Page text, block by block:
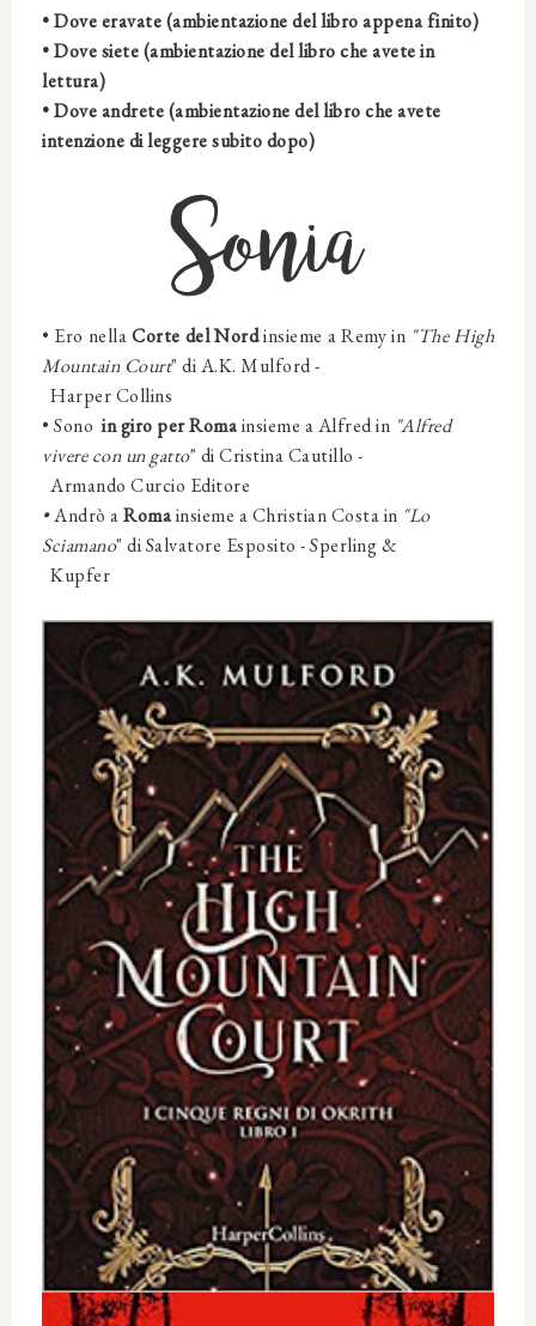
• Dove eravate (ambientazione del libro appena finito)
• Dove siete (ambientazione del libro che avete in
lettura)
• Dove andrete (ambientazione del libro che avete
intenzione di leggere subito dopo)
Sonia
• Ero nellaCorte del Nordinsieme aRemyin "The High
Mountain Court" di A.K. Mulford -
Harper Collins
• Sono in giro per Romainsieme a Alfredin "Alfred
vivere con un gatto" di Cristina Cautillo -
Armando Curcio Editore
•Andrò aRomainsieme aChristian Costain "Lo
Sciamano" di Salvatore Esposito - Sperling &
Kupfer